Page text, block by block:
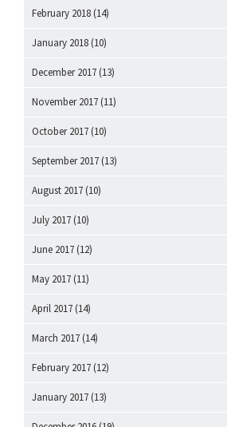
February 2018 (14)
January 2018 (10)
December 2017 (13)
November 2017 (11)
October 2017 (10)
September 2017 (13)
August 2017 (10)
July 2017 (10)
June 2017 (12)
May 2017 (11)
April 2017 (14)
March 2017 (14)
February 2017 (12)
January 2017 (13)